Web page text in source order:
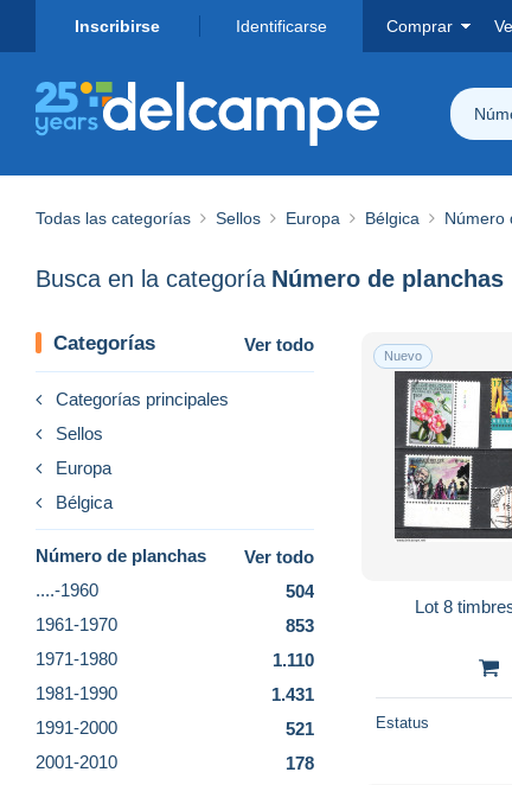
Inscribirse Identificarse Comprar
Todas las categorías Sellos Europa Bélgica Número
Busca en la categoría Número de planchas
Categorías Ver todo
Categorías principales
Sellos
Europa
Bélgica
Número de planchas
Ver todo
....-1960
504
1961-1970
853
1971-1980
1.110
1981-1990
1.431
1991-2000
521
2001-2010
178
Nuevo
Lot 8
Estatus